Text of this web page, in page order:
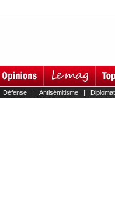
Défense| Antisémitisme|